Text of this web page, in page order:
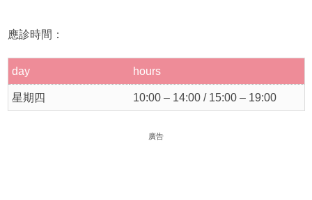
應診時間：
day hours
星期四 10:00 – 14:00 / 15:00 – 19:00
廣告